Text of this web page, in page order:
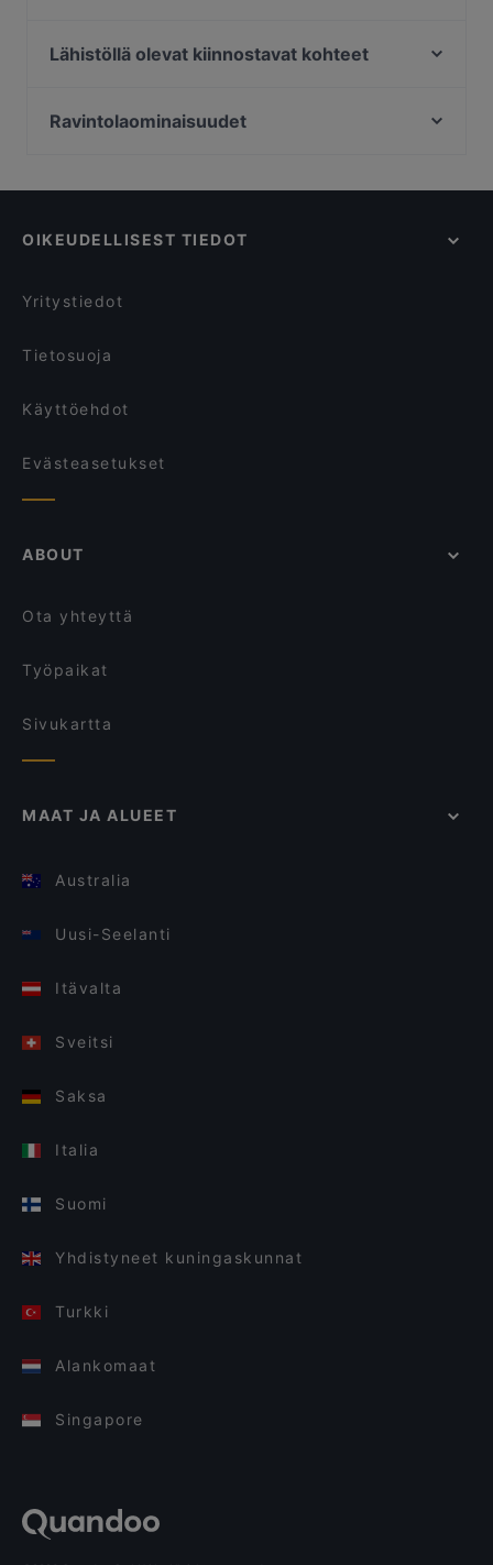
Ravintola Scandic Rovaniemi City
Ravintola Pohjanhovi
Aurora Northern Grills
Lähistöllä olevat kiinnostavat kohteet
Vartiokylän kirkko, Helsinki
Ravintolaominaisuudet
Kodikkaat ravintolat, Rovaniemi
OIKEUDELLISEST TIEDOT
Yritystiedot
Tietosuoja
Käyttöehdot
Evästeasetukset
ABOUT
Ota yhteyttä
Työpaikat
Sivukartta
MAAT JA ALUEET
Australia
Uusi-Seelanti
Itävalta
Sveitsi
Saksa
Italia
Suomi
Yhdistyneet kuningaskunnat
Turkki
Alankomaat
Singapore